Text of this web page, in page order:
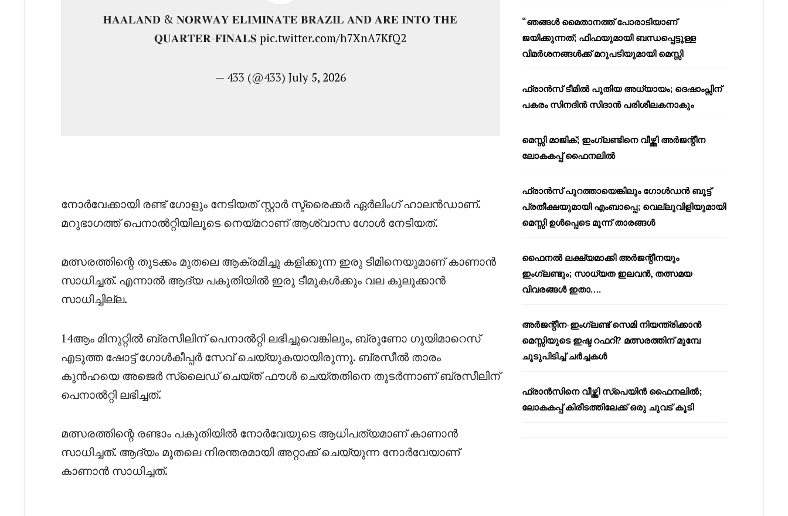
𝐇𝐀𝐀𝐋𝐀𝐍𝐃 & 𝐍𝐎𝐑𝐖𝐀𝐘 𝐄𝐋𝐈𝐌𝐈𝐍𝐀𝐓𝐄 𝐁𝐑𝐀𝐙𝐈𝐋 𝐀𝐍𝐃 𝐀𝐑𝐄 𝐈𝐍𝐓𝐎 𝐓𝐇𝐄
𝐐𝐔𝐀𝐑𝐓𝐄𝐑-𝐅𝐈𝐍𝐀𝐋𝐒pic.twitter.com/h7XnA7KfQ2
— 433 (@433) July 5, 2026
നോർവേക്കായി രണ്ട് ഗോളും നേടിയത് സ്റ്റാർ സ്ട്രൈക്കർ ഏർലിംഗ് ഹാലൻഡാണ്.
മറുഭാഗത്ത് പെനാൽറ്റിയിലൂടെ നെയ്മറാണ് ആശ്വാസ ഗോൾ നേടിയത്.
മത്സരത്തിന്റെ തുടക്കം മുതലെ ആക്രമിച്ചു കളിക്കുന്ന ഇരു ടീമിനെയുമാണ് കാണാൻ
സാധിച്ചത്. എന്നാൽ ആദ്യ പകുതിയിൽ ഇരു ടീമുകൾക്കും വല കുലുക്കാൻ
സാധിച്ചില്ല.
14ആം മിനുറ്റിൽ ബ്രസീലിന് പെനാൽറ്റി ലഭിച്ചുവെങ്കിലും, ബ്രൂണോ ഗുയിമാറെസ്
എടുത്ത ഷോട്ട് ഗോൾകീപ്പർ സേവ് ചെയ്യുകയായിരുന്നു. ബ്രസീൽ താരം
കുൻഹയെ അജെർ സ്ലൈഡ് ചെയ്ത് ഫൗൾ ചെയ്തതിനെ തുടർന്നാണ് ബ്രസീലിന്
പെനാൽറ്റി ലഭിച്ചത്.
മത്സരത്തിന്റെ രണ്ടാം പകുതിയിൽ നോർവേയുടെ ആധിപത്യമാണ് കാണാൻ
സാധിച്ചത്. ആദ്യം മുതലെ നിരന്തരമായി അറ്റാക്ക് ചെയ്യുന്ന നോർവേയാണ്
കാണാൻ സാധിച്ചത്.
“ഞങ്ങൾ മൈതാനത്ത് പോരാടിയാണ്
ജയിക്കുന്നത്; ഫിഫയുമായി ബന്ധപ്പെട്ടുള്ള
വിമർശനങ്ങൾക്ക് മറുപടിയുമായി മെസ്സി
ഫ്രാൻസ് ടീമിൽ പുതിയ അധ്യായം; ദെഷാംപ്സിന്
പകരം സിനദിൻ സിദാൻ പരിശീലകനാകും
മെസ്സി മാജിക്; ഇംഗ്ലണ്ടിനെ വീഴ്ത്തി അർജന്റീന
ലോകകപ്പ് ഫൈനലിൽ
ഫ്രാൻസ് പുറത്തായെങ്കിലും ഗോൾഡൻ ബൂട്ട്
പ്രതീക്ഷയുമായി എംബാപ്പെ; വെല്ലുവിളിയുമായി
മെസ്സി ഉൾപ്പെടെ മൂന്ന് താരങ്ങൾ
ഫൈനൽ ലക്ഷ്യമാക്കി അർജന്റീനയും
ഇംഗ്ലണ്ടും; സാധ്യത ഇലവൻ, തത്സമയ
വിവരങ്ങൾ ഇതാ….
അർജന്റീന-ഇംഗ്ലണ്ട് സെമി നിയന്ത്രിക്കാൻ
മെസ്സിയുടെ ഇഷ്ട റഫറി? മത്സരത്തിന് മുമ്പേ
ചൂടുപിടിച്ച് ചർച്ചകൾ
ഫ്രാൻസിനെ വീഴ്ത്തി സ്പെയിൻ ഫൈനലിൽ;
ലോകകപ്പ് കിരീടത്തിലേക്ക് ഒരു ചുവട് കൂടി